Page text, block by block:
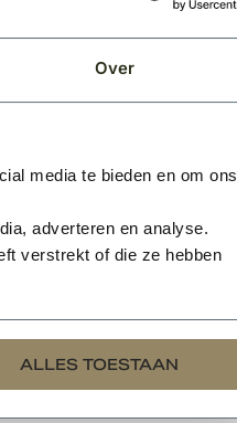
Over
media te bieden en om ons
adverteren en analyse.
verstrekt of die ze hebben
ALLES TOESTAAN